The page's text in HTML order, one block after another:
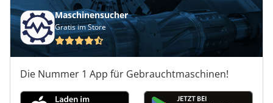
Maschinensucher
Gratis im Store
Die Nummer 1 App für Gebrauchtmaschinen!